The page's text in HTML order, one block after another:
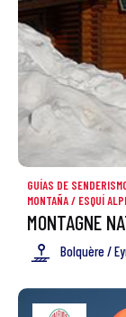
GUÍAS DE
MONTAÑA/ ESQUÍ
MONTAGNE
Bolquère /